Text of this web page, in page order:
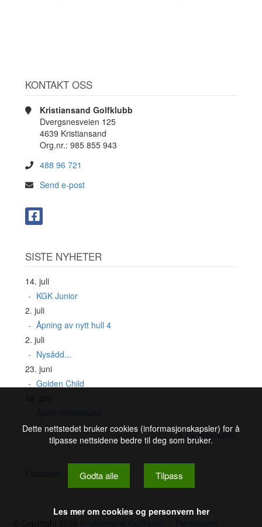
KONTAKT OSS
Kristiansand Golfklubb
Dvergsnesveien 125
4639 Kristiansand
Org.nr.: 985 855 943
488 96 721
Send e-post
SISTE NYHETER
14. juli
KGK Junior
2. juli
Åpning av nytt hull 4
2. juli
Nysådd...
23. juni
Golden Child
Se nyhetsarkiv
Dette nettstedet bruker cookies (informasjonskapsler) for å
tilpasse nettsidene bedre til deg som bruker.
Godta alle Tilpass
Les mer om cookies og personvern her